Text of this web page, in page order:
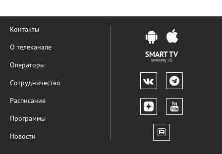
Контакты
О телеканале
Операторы
Сотрудничество
Расписание
Программы
Новости
SMART TV
samsung LG